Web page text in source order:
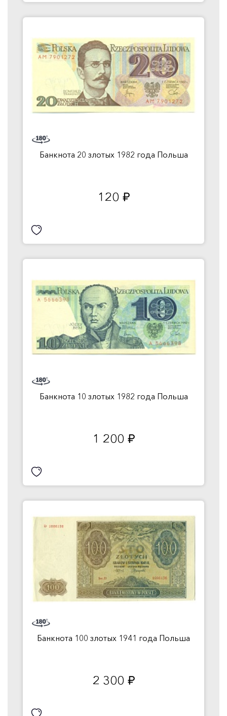
Банкнота 20 злотых 1982 года Польша
120 руб.
Банкнота 10 злотых 1982 года Польша
1 200 руб.
Банкнота 100 злотых 1941 года Польша
2 300 руб.